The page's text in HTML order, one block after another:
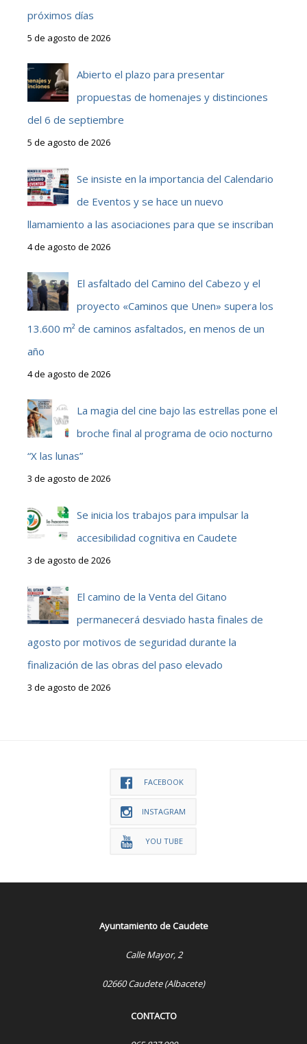
próximos días
5 de agosto de 2026
Abierto el plazo para presentar
propuestas de homenajes y distinciones
del 6 de septiembre
5 de agosto de 2026
Se insiste en la importancia del Calendario
de Eventos y se hace un nuevo
llamamiento a las asociaciones para que se inscriban
4 de agosto de 2026
El asfaltado del Camino del Cabezo y el
proyecto «Caminos que Unen» supera los
13.600 m² de caminos asfaltados, en menos de un
año
4 de agosto de 2026
La magia del cine bajo las estrellas pone el
broche final al programa de ocio nocturno
“X las lunas”
3 de agosto de 2026
Se inicia los trabajos para impulsar la
accesibilidad cognitiva en Caudete
3 de agosto de 2026
El camino de la Venta del Gitano
permanecerá desviado hasta finales de
agosto por motivos de seguridad durante la
finalización de las obras del paso elevado
3 de agosto de 2026
FACEBOOK
INSTAGRAM
YOU TUBE
Ayuntamiento de Caudete
Calle Mayor, 2
02660 Caudete (Albacete)
CONTACTO